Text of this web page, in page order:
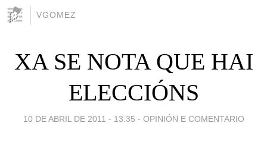
VGOMEZ
XA SE NOTA QUE HAI
ELECCIÓNS
10 DE ABRIL DE 2011 - 13:35 - OPINIÓN E COMENTARIO